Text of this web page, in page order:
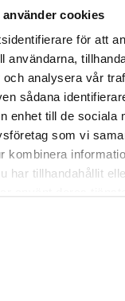
cookies
för att
användarna,
analysera vår
sådana
enhet till de sociala
som vi
kombinera
har tillhandahållit